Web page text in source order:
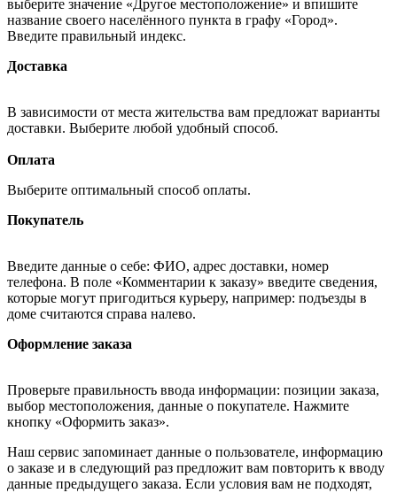
выберите значение «Другое местоположение» и впишите
название своего населённого пункта в графу «Город».
Введите правильный индекс.
Доставка
В зависимости от места жительства вам предложат варианты
доставки. Выберите любой удобный способ.
Оплата
Выберите оптимальный способ оплаты.
Покупатель
Введите данные о себе: ФИО, адрес доставки, номер
телефона. В поле «Комментарии к заказу» введите сведения,
которые могут пригодиться курьеру, например: подъезды в
доме считаются справа налево.
Оформление заказа
Проверьте правильность ввода информации: позиции заказа,
выбор местоположения, данные о покупателе. Нажмите
кнопку «Оформить заказ».
Наш сервис запоминает данные о пользователе, информацию
о заказе и в следующий раз предложит вам повторить к вводу
данные предыдущего заказа. Если условия вам не подходят,